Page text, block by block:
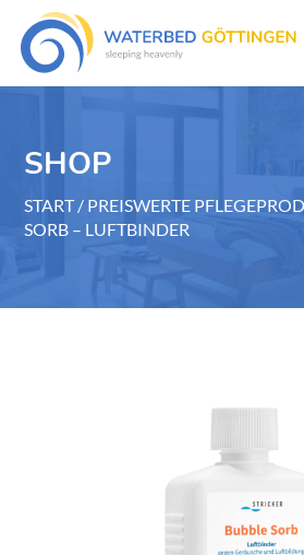
SHOP
START/ PREISWERTE
SORB – LUFTBINDER